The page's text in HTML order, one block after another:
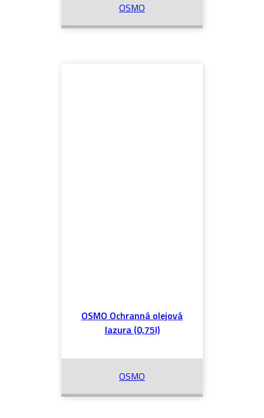
OSMO
OSMO Ochranná olejová
lazura (0,75l)
OSMO